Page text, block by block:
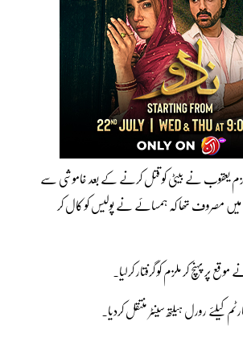
یعقوب نے بیٹی کو قتل کرنے کے بعد خاموشی سے
مصروف تھا کہ ہمسائے نے پولیس کو کال کر
پر پہنچ کر ملزم کو گرفتار کرلیا۔
کیلئے رورل ہیلتھ سینٹر منتقل کردیا۔